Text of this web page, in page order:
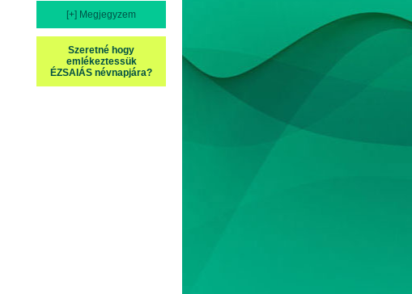
[+] Megjegyzem
Szeretné hogy
emlékeztessük
ÉZSAIÁS névnapjára?